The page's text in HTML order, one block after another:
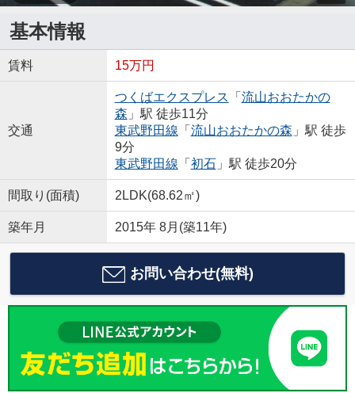
基本情報
賃料 15万円
交通
つくばエクスプレス 「 流山おおたかの
森 」駅 徒歩11分
東武野田線 「 流山おおたかの森 」駅 徒歩
9分
東武野田線 「 初石」駅 徒歩20分
間取り(面積) 2LDK(68.62㎡)
築年月 2015年 8月(築11年)
お問い合わせ(無料)